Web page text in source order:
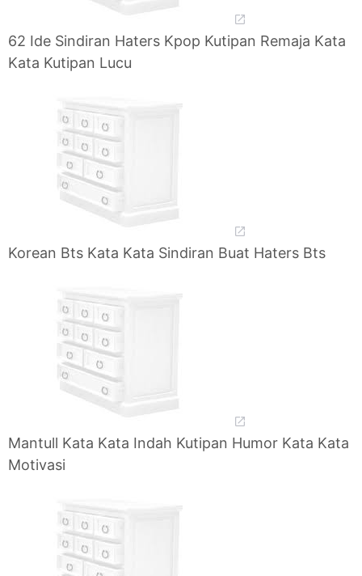
62 Ide Sindiran Haters Kpop Kutipan Remaja Kata
Kata Kutipan Lucu
Korean Bts Kata Kata Sindiran Buat Haters Bts
Mantull Kata Kata Indah Kutipan Humor Kata Kata
Motivasi